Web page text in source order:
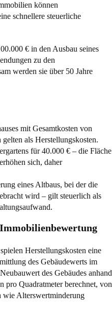
können
schnellere steuerliche
€ in den Ausbau seines
zu den
werden sie über 50 Jahre
mit Gesamtkosten von
als Herstellungskosten.
für 40.000 € – die Fläche
sich, daher
eines Altbaus, bei der die
wird – gilt steuerlich als
spielen Herstellungskosten eine
des Gebäudewerts im
des Gebäudes anhand
pro Quadratmeter berechnet, von
wie Alterswertminderung